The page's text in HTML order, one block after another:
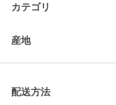
カテゴリ
産地
配送方法